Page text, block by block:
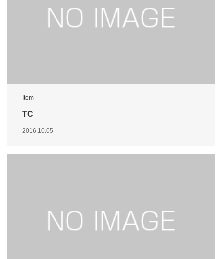
Item
TC
2016.10.05